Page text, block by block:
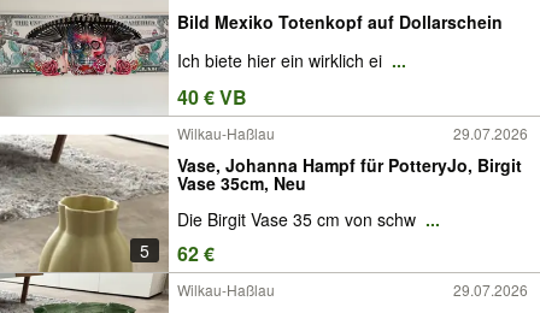
Bild Mexiko Totenkopf auf Dollarschein
Ich biete hier ein wirklich ei ...
40 € VB
5
Wilkau-Haßlau 29.07.2026
Vase, Johanna Hampf für PotteryJo, Birgit
Vase 35cm, Neu
Die Birgit Vase 35 cm von schw ...
62 €
Wilkau-Haßlau 29.07.2026